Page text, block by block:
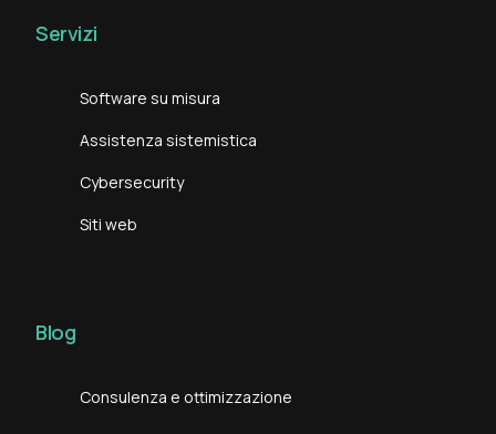
Servizi
Software su misura
Assistenza sistemistica
Cybersecurity
Siti web
Blog
Consulenza e ottimizzazione